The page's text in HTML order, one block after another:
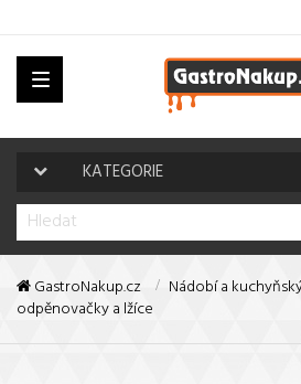
Toggle
navigation
KATEGORIE
GastroNakup.cz Nádobí a
odpěnovačky a lžíce